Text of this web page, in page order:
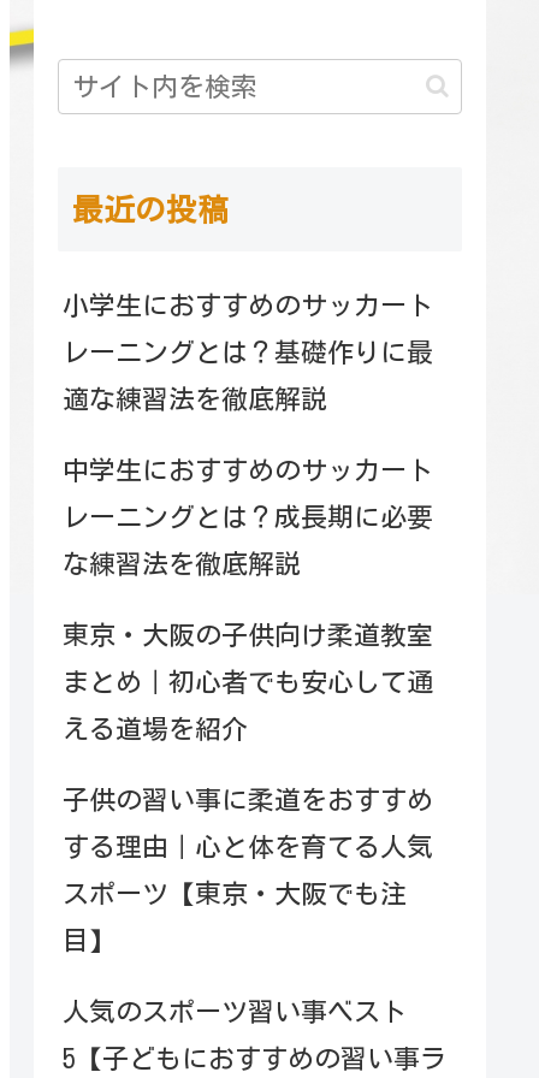
最近の投稿
小学生におすすめのサッカート
レーニングとは？基礎作りに最
適な練習法を徹底解説
中学生におすすめのサッカート
レーニングとは？成長期に必要
な練習法を徹底解説
東京・大阪の子供向け柔道教室
まとめ｜初心者でも安心して通
える道場を紹介
子供の習い事に柔道をおすすめ
する理由｜心と体を育てる人気
スポーツ【東京・大阪でも注
目】
人気のスポーツ習い事ベスト
5【子どもにおすすめの習い事ラ